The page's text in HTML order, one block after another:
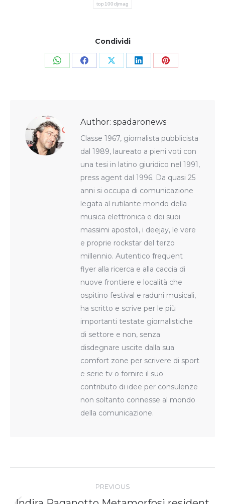
top100djmag
Condividi
Share Share Share Share Share
Author: spadaronews
Classe 1967, giornalista pubblicista
dal 1989, laureato a pieni voti con
una tesi in latino giuridico nel 1991,
press agent dal 1996. Da quasi 25
anni si occupa di comunicazione
legata al rutilante mondo della
musica elettronica e dei suoi
massimi apostoli, i deejay, le vere
e proprie rockstar del terzo
millennio. Autentico frequent
flyer alla ricerca e alla caccia di
nuove frontiere e località che
ospitino festival e raduni musicali,
ha scritto e scrive per le più
importanti testate giornalistiche
di settore e non, senza
disdegnare uscite dalla sua
comfort zone per scrivere di sport
e serie tv o fornire il suo
contributo di idee per consulenze
non soltanto connesse al mondo
della comunicazione.
PREVIOUS